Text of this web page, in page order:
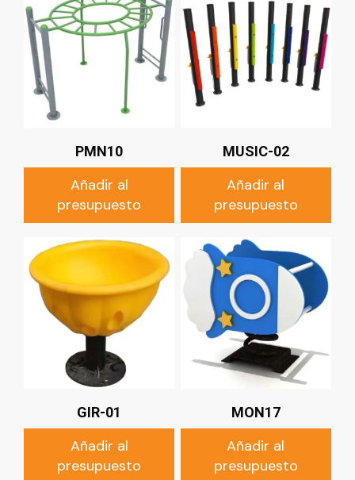
PMN10
Añadir al
presupuesto
MUSIC-02
Añadir al
presupuesto
GIR-01
Añadir al
presupuesto
MON17
Añadir al
presupuesto